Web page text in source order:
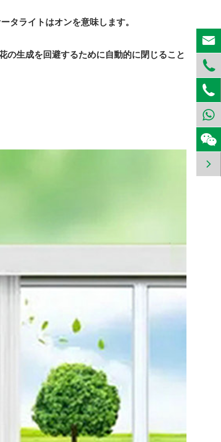
タライトはオンを意味します。
の生成を回避するために自動的に閉じること



